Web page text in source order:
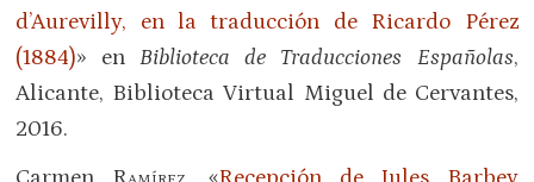
d’Aurevilly, en la traducción de Ricardo Pérez
(1884)» en Biblioteca de Traducciones Españolas,
Alicante, Biblioteca Virtual Miguel de Cervantes,
2016.